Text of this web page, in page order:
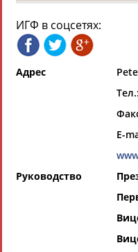
Выберите
Органы управления,
Выберите из списка
ИГФ в соцсетях:
Адрес
E-
Руководство